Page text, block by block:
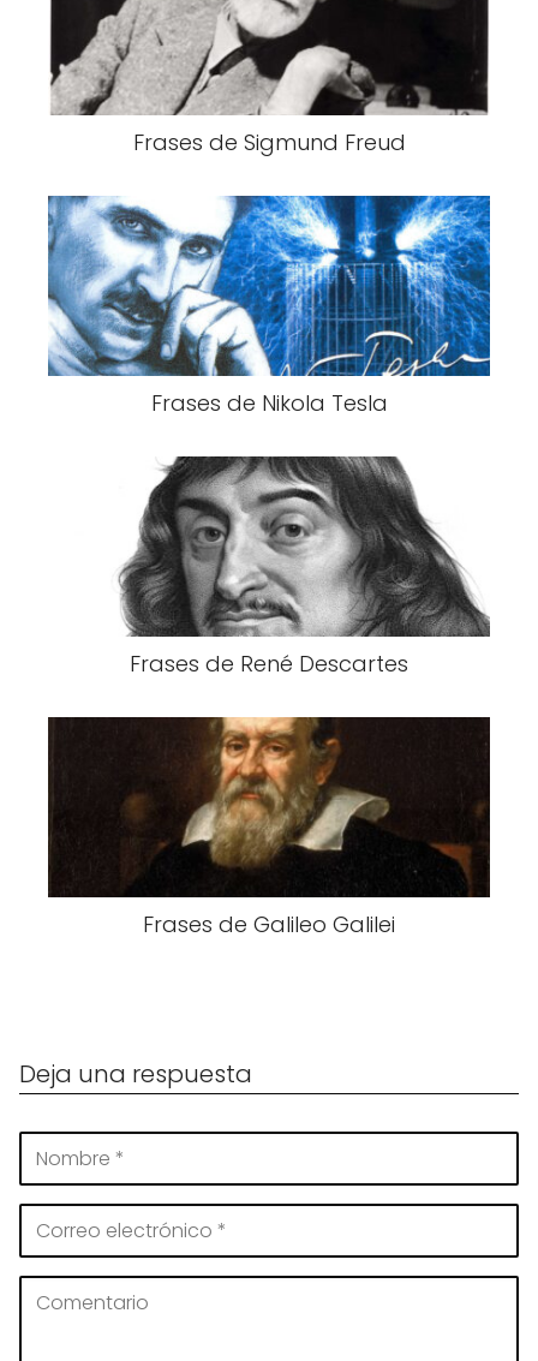
Frases de Sigmund Freud
Frases de Nikola Tesla
Frases de René Descartes
Frases de Galileo Galilei
Deja una respuesta